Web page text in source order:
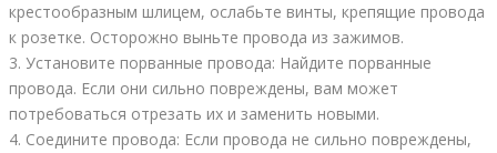
крестообразным шлицем, ослабьте винты, крепящие провода
к розетке. Осторожно выньте провода из зажимов.
3. Установите порванные провода: Найдите порванные
провода. Если они сильно повреждены, вам может
потребоваться отрезать их и заменить новыми.
4. Соедините провода: Если провода не сильно повреждены,